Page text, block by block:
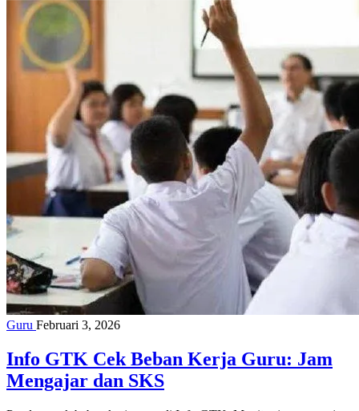
Guru Februari 3, 2026
Info GTK Cek Beban Kerja Guru: Jam
Mengajar dan SKS